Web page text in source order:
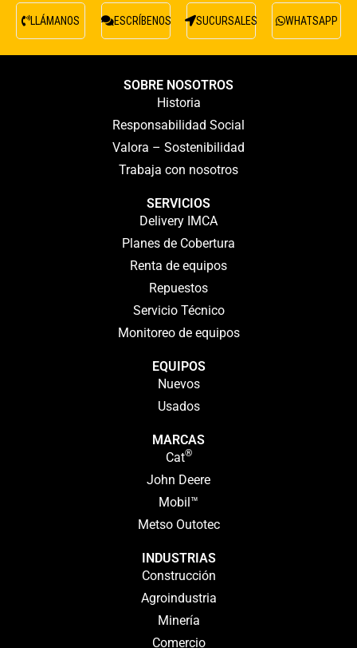
LLÁMANOS ESCRÍBENOS SUCURSALES WHATSAPP
SOBRE NOSOTROS
Historia
Responsabilidad Social
Valora – Sostenibilidad
Trabaja con nosotros
SERVICIOS
Delivery IMCA
Planes de Cobertura
Renta de equipos
Repuestos
Servicio Técnico
Monitoreo de equipos
EQUIPOS
Nuevos
Usados
MARCAS
Cat®
John Deere
Mobil™
Metso Outotec
INDUSTRIAS
Construcción
Agroindustria
Minería
Comercio